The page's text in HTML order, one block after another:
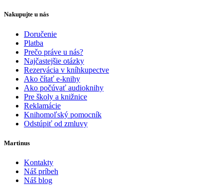
Nakupujte u nás
Doručenie
Platba
Prečo práve u nás?
Najčastejšie otázky
Rezervácia v kníhkupectve
Ako čítať e-knihy
Ako počúvať audioknihy
Pre školy a knižnice
Reklamácie
Knihomoľský pomocník
Odstúpiť od zmluvy
Martinus
Kontakty
Náš príbeh
Náš blog